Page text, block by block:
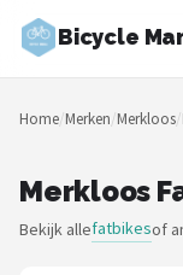
Bicycle
Zoeken
NAVIGATIE
Merken
Home/Merken/Merkloos/
Merkloos
Bekijk allefatbikesof